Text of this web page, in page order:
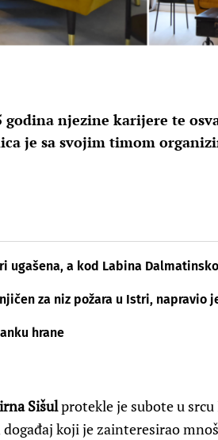
godina njezine karijere te
je sa svojim timom
ugašena, a kod Labina
za niz požara u Istri, napravio
hrane
Sišulprotekle je subote u
koji je zainteresirao